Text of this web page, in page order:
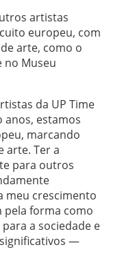
artistas
europeu, com
arte, como o
no Museu
da UP Time
estamos
marcando
arte. Ter a
para outros
meu crescimento
pela forma como
a sociedade e
—